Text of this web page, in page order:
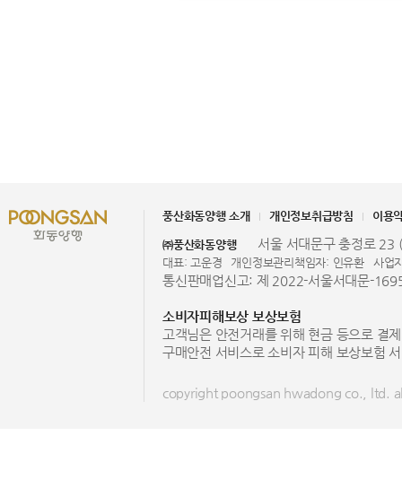
풍산화동양행 소개 개인정보취급방침 이용
㈜풍산화동양행 서울 서대문구 충정로 23
대표: 고운경 개인정보관리책임자: 인유환 사업
통신판매업신고: 제 2022-서울서대문-
소비자피해보상 보상보험
고객님은 안전거래를 위해 현금 등으로 결
구매안전 서비스로 소비자 피해 보상보험
copyright poongsan hwadong co., ltd.